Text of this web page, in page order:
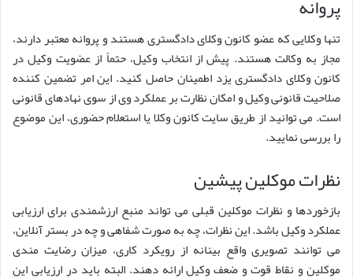
تنها وکلایی که عضو کانون وکلای دادگستری هستند و پروانه معتبر دارند،
مجاز به وکالت هستند. پیش از انتخاب وکیل، حتماً از عضویت وکیل در
کانون وکلای دادگستری یزد اطمینان حاصل کنید. این امر تضمین کننده
صلاحیت قانونی وکیل و امکان نظارت بر عملکرد وی از سوی نهادهای قانونی
است. می توانید از طریق سایت کانون وکلا یا استعلام حضوری، این موضوع
را بررسی نمایید.
نظرات موکلین پیشین
بازخوردها و نظرات موکلین قبلی می تواند منبع ارزشمندی برای ارزیابی
عملکرد وکیل باشد. این نظرات، چه به صورت شفاهی و چه در بستر آنلاین،
می توانند تصویری واقع بینانه از رویکرد کاری، میزان رضایت مندی
موکلین و نقاط قوت و ضعف وکیل ارائه دهند. البته باید در ارزیابی این